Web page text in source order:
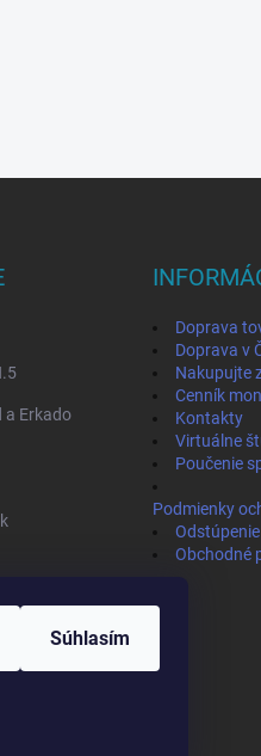
Súhlasím
a Erkado
Doprava
Doprava v
Nakupujte
Cenník
Kontakty
Virtuálne
Poučenie
Podmienky
Obchodné